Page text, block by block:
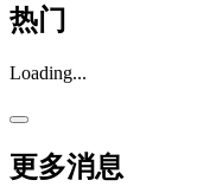
热门
Loading...
更多消息